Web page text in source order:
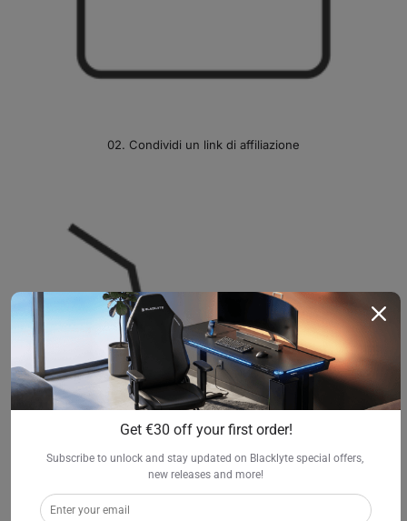
02. Condividi un link di affiliazione
Get €30 off your first order!
Subscribe to unlock and stay updated on Blacklyte special offers,
new releases and more!